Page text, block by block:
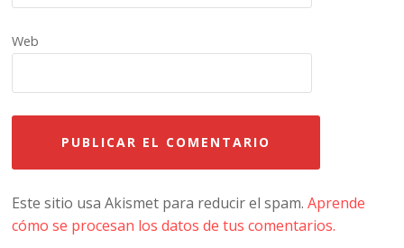
Web
Este sitio usa Akismet para reducir el spam.Aprende
cómo se procesan los datos de tus comentarios.